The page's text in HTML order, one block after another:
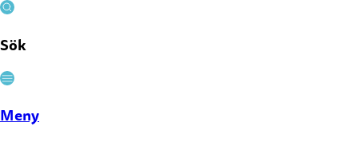
Sök
Stäng
Meny